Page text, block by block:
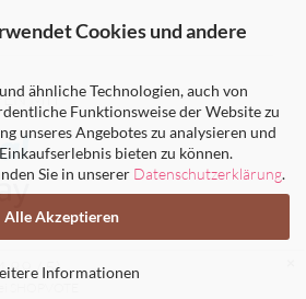
Cookies und andere
ähnliche Technologien, auch von
Funktionsweise der Website zu
unseres Angebotes zu analysieren und
bieten zu können.
Sie in unserer Datenschutzerklärung.
Alle Akzeptieren
Informationen
MIT
/ 5)